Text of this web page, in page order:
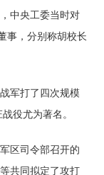
中央工委当时对
事，分别称胡校长
军打了四次规模
役尤为著名。
区司令部召开的
共同拟定了攻打